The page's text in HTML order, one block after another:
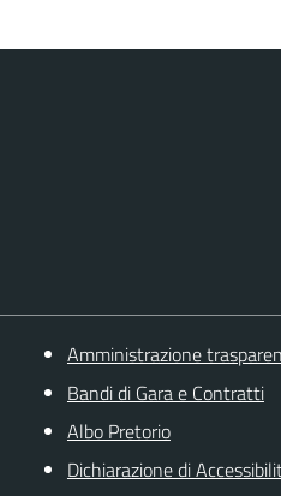
Amministrazione
Bandi di Gara e Contratti
Albo Pretorio
Dichiarazione di